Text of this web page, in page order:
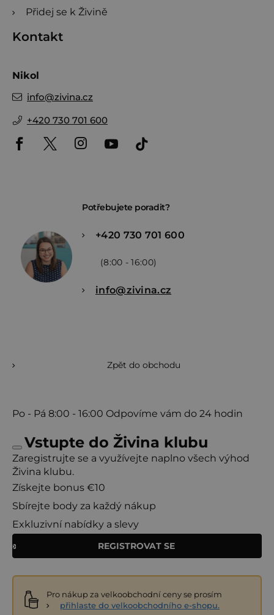
Přidej se k Živině
Kontakt
Nikol
info@zivina.cz
+420 730 701 600
Potřebujete poradit?
+420 730 701 600
(8:00 - 16:00)
info@zivina.cz
Zpět do obchodu
Po - Pá 8:00 - 16:00 Odpovíme vám do 24 hodin
Vstupte do Živina klubu
Zaregistrujte se a využívejte naplno všech výhod
Živina klubu.
Získejte bonus €10
Sbírejte body za každý nákup
Exkluzivní nabídky a slevy
REGISTROVAT SE
Pro nákup za velkoobchodní ceny se prosím
přihlaste do velkoobchodního e-shopu.